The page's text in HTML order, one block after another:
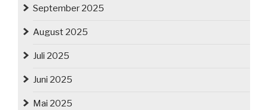
September 2025
August 2025
Juli 2025
Juni 2025
Mai 2025